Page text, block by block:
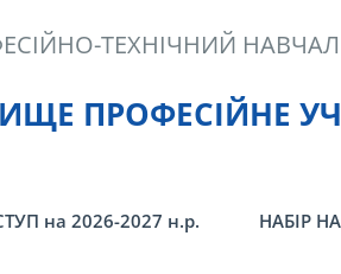
ПРОФЕСІЙНЕ
ТЕХНІЧНИЙ
на 2026-2027 н.р. НАБІР